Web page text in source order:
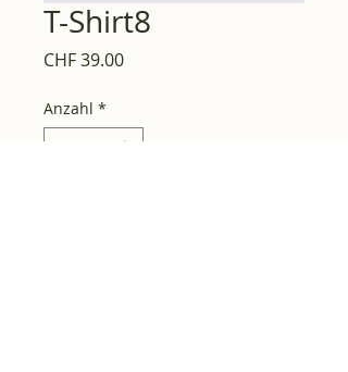
T-Shirt8
CHF 39.00Preis
Anzahl *